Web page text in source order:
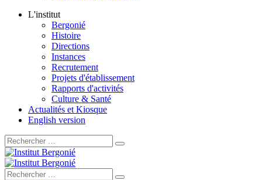
L'institut
Bergonié
Histoire
Directions
Instances
Recrutement
Projets d'établissement
Rapports d'activités
Culture & Santé
Actualités et Kiosque
English version
Rechercher :
Rechercher :